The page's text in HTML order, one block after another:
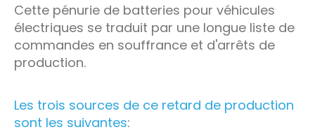
Cette pénurie de batteries pour véhicules
électriques se traduit par une longue liste de
commandes en souffrance et d'arrêts de
production.
Les trois sources de ce retard de production
sont les suivantes: